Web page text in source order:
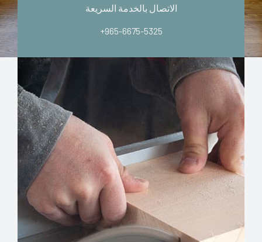
الاتصال بالخدمة السريعة
+965-6675-5325